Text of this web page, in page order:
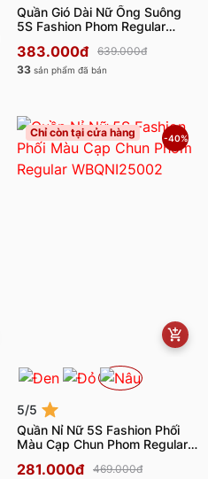
Quần Gió Dài Nữ Ống Suông
5S Fashion Phom Regular
383.000đ
639.000đ
33 sản phẩm đã bán
Chỉ còn tại cửa hàng -40%
5/5
Quần Nỉ Nữ 5S Fashion Phối
Màu Cạp Chun Phom Regular
281.000đ
469.000đ